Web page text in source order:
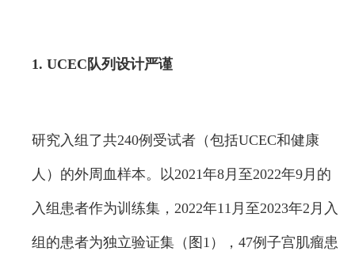
1. UCEC队列设计严谨
研究入组了共240例受试者（包括UCEC和健康
人）的外周血样本。以2021年8月至2022年9月的
入组患者作为训练集，2022年11月至2023年2月入
组的患者为独立验证集（图1），47例子宫肌瘤患